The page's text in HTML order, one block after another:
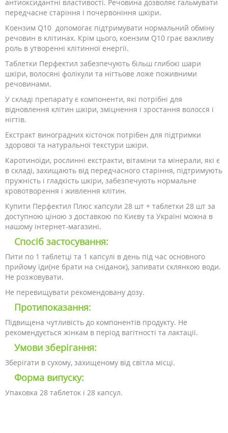
антиоксидантні властивості. Речовина дозволяє гальмувати
передчасне старіння і почервоніння шкіри.
Коензим Q10 допомогає підтримувати нормальний обміну
речовин в клітинах. Крім цього, коензим Q10 грає важливу
роль в утворенні клітинної енергії.
Таблетки Перфектил забезпечують більш глибокі шари
шкіри, волосяні фолікули та нігтьове ложе поживними
речовинами.
У складі препарату є компоненти, які потрібні для
відновлення клітин шкіри, зміцнення і зростання волосся і
нігтів.
Екстракт виноградних кісточок потрібен для підтримки
здорової та натуральної текстури шкіри.
Каротиноїди, рослинні екстракти, вітаміни та мінерали, які є
в складі, захищають від передчасного старіння, підтримують
пружність і гладкість шкіри, забезпечують нормальне
кровотворення і живлення клітин.
Купити Перфектил Плюс капсули 28 шт + таблетки 28 шт за
доступною ціною з доставкою по Києву та Україні можна в
нашому інтернет-магазині.
Спосіб застосування:
Пити по 1 таблетці та 1 капсулі в день під час основного
прийому їди(не брати на сніданок), запивати склянкою води.
Не розжовувати.
Не перевищувати рекомендовану дозу.
Протипоказання:
Підвищена чутливість до компонентів продукту. Не
рекомендується жінкам в період вагітності та лактації.
Умови зберігання:
Зберігати в сухому, захищеному від світла місці.
Форма випуску:
Упаковка 28 таблеток і 28 капсул.